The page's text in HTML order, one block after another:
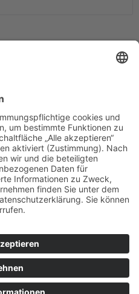
zzgl.
& mehr
Kontakt